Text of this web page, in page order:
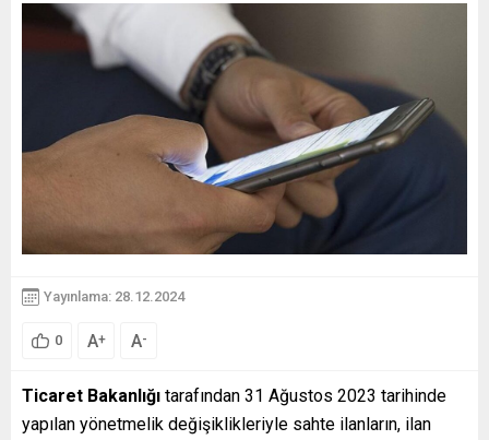
Yayınlama: 28.12.2024
0 A+ A-
Ticaret Bakanlığı tarafından 31 Ağustos 2023 tarihinde
yapılan yönetmelik değişiklikleriyle sahte ilanların, ilan